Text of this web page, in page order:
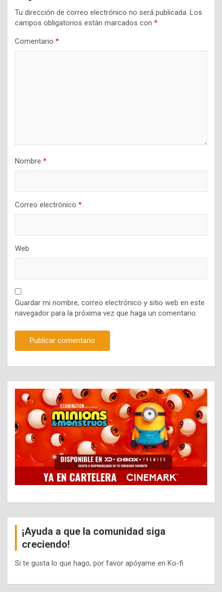
Tu dirección de correo electrónico no será publicada. Los
campos obligatorios están marcados con *
Comentario *
Nombre *
Correo electrónico *
Web
Guardar mi nombre, correo electrónico y sitio web en este
navegador para la próxima vez que haga un comentario.
¡Ayuda a que la comunidad siga
creciendo!
Si te gusta lo que hago, por favor apóyame en Ko-fi